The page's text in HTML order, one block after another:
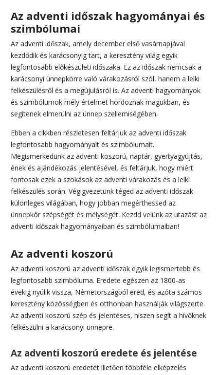
Az adventi időszak hagyományai és
szimbólumai
Az adventi időszak, amely december első vasárnapjával
kezdődik és karácsonyig tart, a keresztény világ egyik
legfontosabb előkészületi időszaka. Ez az időszak nemcsak a
karácsonyi ünnepkörre való várakozásról szól, hanem a lelki
felkészülésről és a megújulásról is. Az adventi hagyományok
és szimbólumok mély értelmet hordoznak magukban, és
segítenek elmerülni az ünnep szellemiségében.
Ebben a cikkben részletesen feltárjuk az adventi időszak
legfontosabb hagyományait és szimbólumait.
Megismerkedünk az adventi koszorú, naptár, gyertyagyújtás,
ének és ajándékozás jelentésével, és feltárjuk, hogy miért
fontosak ezek a szokások az adventi várakozás és a lelki
felkészülés során. Végigvezetünk téged az adventi időszak
különleges világában, hogy jobban megérthessed az
ünnepkör szépségét és mélységét. Kezdd velünk az utazást az
adventi időszak hagyományaiban és szimbólumaiban!
Az adventi koszorú
Az adventi koszorú az adventi időszak egyik legismertebb és
legfontosabb szimbóluma. Eredete egészen az 1800-as
évekig nyúlik vissza, Németországból ered, és azóta számos
keresztény közösségben és otthonban használják világszerte.
Az adventi koszorú szép és jelentéses, hiszen segít a hívőknek
felkészülni a karácsonyi ünnepre.
Az adventi koszorú eredete és jelentése
Az adventi koszorú eredetét illetően többféle elképzelés